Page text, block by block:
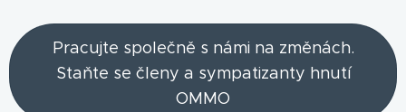
Pracujte společně s námi na změnách.
Staňte se členy a sympatizanty hnutí
OMMO